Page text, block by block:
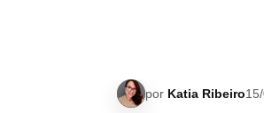
por Katia Ribeiro